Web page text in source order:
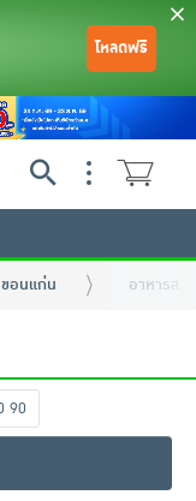
โหลดฟรี
อนแก่น อาหารสด
90